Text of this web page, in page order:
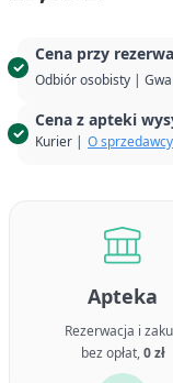
Cena przy
Odbiór osobisty |
Cena z apteki
Kurier | O sprzedawcy
Apteka
Rezerwacja i
bez opłat,0 zł